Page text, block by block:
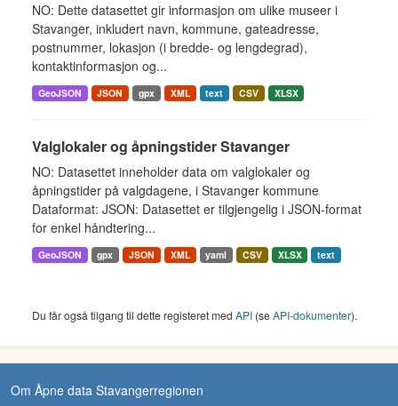
NO: Dette datasettet gir informasjon om ulike museer i
Stavanger, inkludert navn, kommune, gateadresse,
postnummer, lokasjon (i bredde- og lengdegrad),
kontaktinformasjon og...
GeoJSON JSON gpx XML text CSV XLSX
Valglokaler og åpningstider Stavanger
NO: Datasettet inneholder data om valglokaler og
åpningstider på valgdagene, i Stavanger kommune
Dataformat: JSON: Datasettet er tilgjengelig i JSON-format
for enkel håndtering...
GeoJSON gpx JSON XML yaml CSV XLSX text
Du får også tilgang til dette registeret med API (seAPI-dokumenter).
Om Åpne data Stavangerregionen